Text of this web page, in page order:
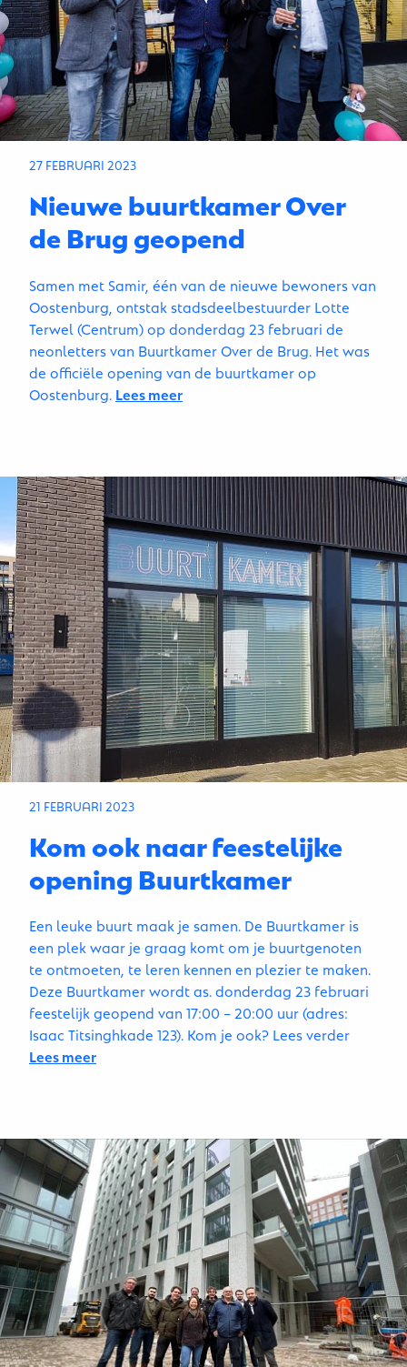
27 FEBRUARI 2023
Nieuwe buurtkamer Over
de Brug geopend
Samen met Samir, één van de nieuwe bewoners van
Oostenburg, ontstak stadsdeelbestuurder Lotte
Terwel (Centrum) op donderdag 23 februari de
neonletters van Buurtkamer Over de Brug. Het was
de officiële opening van de buurtkamer op
Oostenburg. Lees meer
21 FEBRUARI 2023
Kom ook naar feestelijke
opening Buurtkamer
Een leuke buurt maak je samen. De Buurtkamer is
een plek waar je graag komt om je buurtgenoten
te ontmoeten, te leren kennen en plezier te maken.
Deze Buurtkamer wordt as. donderdag 23 februari
feestelijk geopend van 17:00 – 20:00 uur (adres:
Isaac Titsinghkade 123). Kom je ook? Lees verder
Lees meer